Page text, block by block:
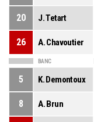
20 J. Tetart
26 A. Chavoutier
BANC
5 K. Demontoux
8 A. Brun